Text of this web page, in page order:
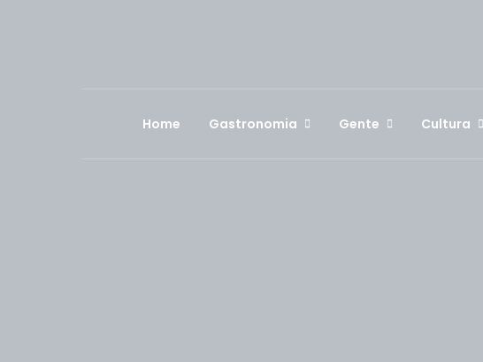
Home Gastronomia Gente Cultura